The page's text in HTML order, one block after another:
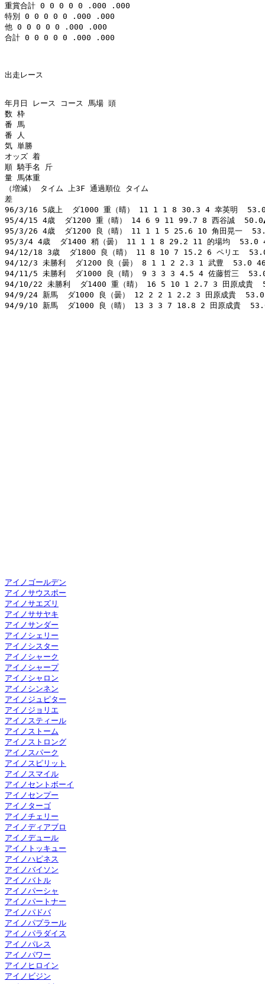
重賞合計 0 0 0 0 0 .000 .000
特別 0 0 0 0 0 .000 .000
他 0 0 0 0 0 .000 .000
合計 0 0 0 0 0 .000 .000
出走レース
年月日 レース コース 馬場 頭
数 枠
番 馬
番 人
気 単勝
オッズ 着
順 騎手名 斤
量 馬体重
（増減） タイム 上3F 通過順位 タイム
差
96/3/16 5歳上  ダ1000 重（晴） 11 1 1 8 30.3 4 幸英明
95/4/15 4歳  ダ1200 重（晴） 14 6 9 11 99.7 8 西谷誠
95/3/26 4歳  ダ1200 良（晴） 11 1 1 5 25.6 10 角田晃一
95/3/4 4歳  ダ1400 稍（曇） 11 1 1 8 29.2 11 的場均
94/12/18 3歳  ダ1800 良（晴） 11 8 10 7 15.2 6 ペリエ
94/12/3 未勝利  ダ1200 良（曇） 8 1 1 2 2.3 1 武豊  53.0
94/11/5 未勝利  ダ1000 良（晴） 9 3 3 3 4.5 4 佐藤哲三
94/10/22 未勝利  ダ1400 重（晴） 16 5 10 1 2.7 3 田原成
94/9/24 新馬  ダ1000 良（曇） 12 2 2 1 2.2 3 田原成貴
94/9/10 新馬  ダ1000 良（晴） 13 3 3 7 18.8 2 田原成貴
アイノゴールデン
アイノサウスポー
アイノサエズリ
アイノササヤキ
アイノサンダー
アイノシェリー
アイノシスター
アイノシャーク
アイノシャープ
アイノシャロン
アイノシンネン
アイノジュピター
アイノジョリエ
アイノスティール
アイノストーム
アイノストロング
アイノスパーク
アイノスピリット
アイノスマイル
アイノセントボーイ
アイノセンプー
アイノターゴ
アイノチェリー
アイノディアブロ
アイノデュール
アイノトッキュー
アイノハピネス
アイノバイソン
アイノバトル
アイノパーシャ
アイノパートナー
アイノパドバ
アイノパプラール
アイノパラダイス
アイノパレス
アイノパワー
アイノヒロイン
アイノビジン